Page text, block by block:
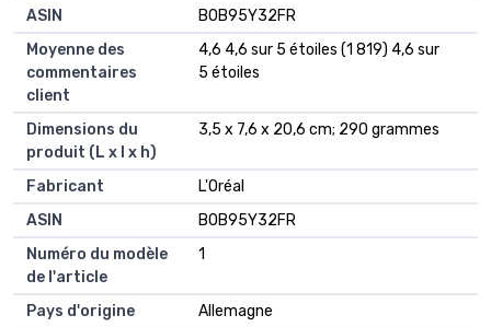
ASIN
‎B0B95Y32FR
Moyenne des
commentaires
client
4,6 4,6 sur 5 étoiles (1 819) 4,6 sur
5 étoiles
Dimensions du
produit (L x l x h)
3,5 x 7,6 x 20,6 cm; 290 grammes
Fabricant
L'Oréal
ASIN
B0B95Y32FR
Numéro du modèle
de l'article
1
Pays d'origine
Allemagne